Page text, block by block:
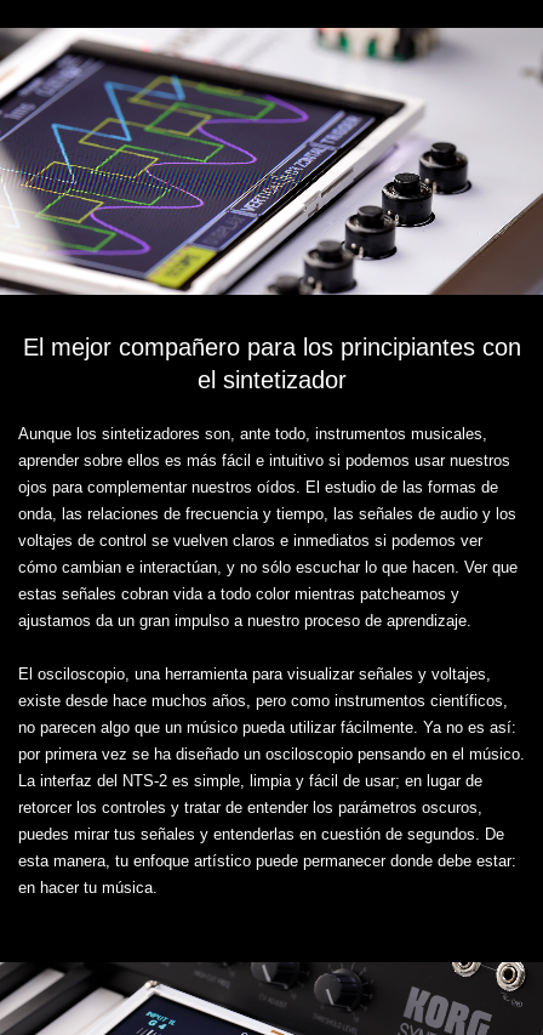
El mejor compañero para los principiantes con
el sintetizador
Aunque los sintetizadores son, ante todo, instrumentos musicales,
aprender sobre ellos es más fácil e intuitivo si podemos usar nuestros
ojos para complementar nuestros oídos. El estudio de las formas de
onda, las relaciones de frecuencia y tiempo, las señales de audio y los
voltajes de control se vuelven claros e inmediatos si podemos ver
cómo cambian e interactúan, y no sólo escuchar lo que hacen. Ver que
estas señales cobran vida a todo color mientras patcheamos y
ajustamos da un gran impulso a nuestro proceso de aprendizaje.
El osciloscopio, una herramienta para visualizar señales y voltajes,
existe desde hace muchos años, pero como instrumentos científicos,
no parecen algo que un músico pueda utilizar fácilmente. Ya no es así:
por primera vez se ha diseñado un osciloscopio pensando en el músico.
La interfaz del NTS-2 es simple, limpia y fácil de usar; en lugar de
retorcer los controles y tratar de entender los parámetros oscuros,
puedes mirar tus señales y entenderlas en cuestión de segundos. De
esta manera, tu enfoque artístico puede permanecer donde debe estar:
en hacer tu música.